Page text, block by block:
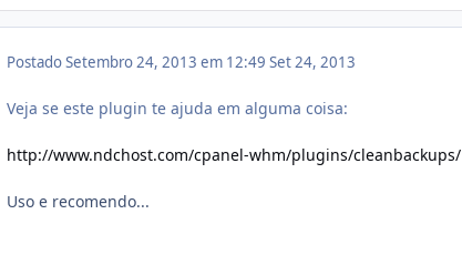
PostadoSetembro 24, 2013 em 12:49 Set 24, 2013
Veja se este plugin te ajuda em alguma coisa:
http://www.ndchost.com/cpanel-whm/plugins/cleanbackups/
Uso e recomendo...